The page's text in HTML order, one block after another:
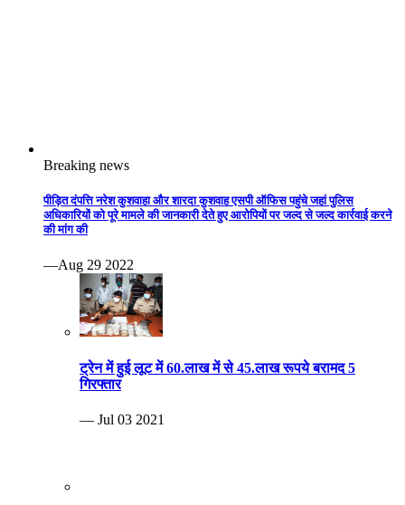
Breaking news
पीड़ित दंपत्ति नरेश कुशवाहा और शारदा कुशवाह एसपी ऑफिस पहुंचे जहां पुलिस
अधिकारियों को पूरे मामले की जानकारी देते हुए आरोपियों पर जल्द से जल्द कार्रवाई करने
की मांग की
—Aug 29 2022
ट्रेन में हुई लूट में 60.लाख में से 45.लाख रूपये बरामद 5
गिरफ्तार
— Jul 03 2021